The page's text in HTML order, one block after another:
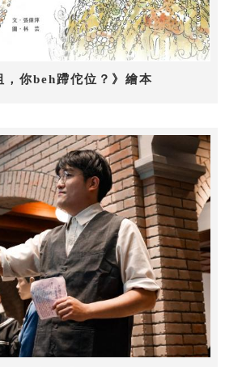
，你beh蹛佗位？》繪本